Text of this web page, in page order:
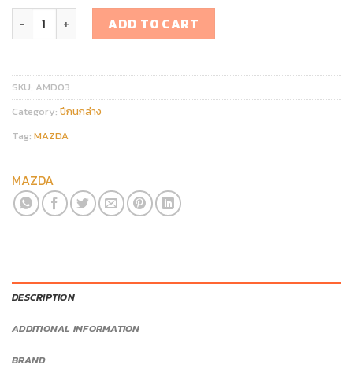
ปีกนกล่าง MAZDA 3 SKYACTIVE 2014 UP quantity
ADD TO CART
SKU: AMD03
Category: ปีกนกล่าง
Tag: MAZDA
MAZDA
DESCRIPTION
ADDITIONAL INFORMATION
BRAND